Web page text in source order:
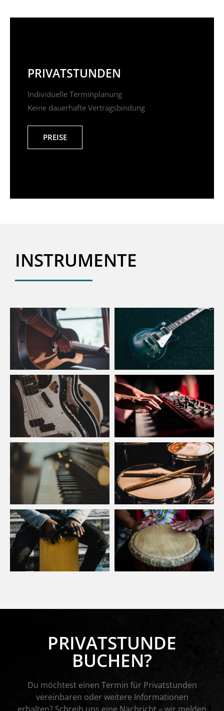
PRIVATSTUNDEN
Individuelle Terminplanung
Keine dauerhafte Vertragsbindung
PREISE
INSTRUMENTE
PRIVATSTUNDE
BUCHEN?
Du möchtest einen Termin für Privatstunden
vereinbaren oder weitere Informationen